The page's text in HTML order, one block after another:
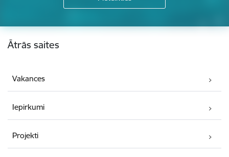
Kājene
Ātrās saites
Vakances
Iepirkumi
Projekti